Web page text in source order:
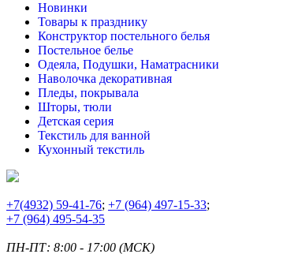
Новинки
Товары к празднику
Конструктор постельного белья
Постельное белье
Одеяла, Подушки, Наматрасники
Наволочка декоративная
Пледы, покрывала
Шторы, тюли
Детская серия
Текстиль для ванной
Кухонный текстиль
+7(4932) 59-41-76; +7 (964) 497-15-33;
+7 (964) 495-54-35
ПН-ПТ: 8:00 - 17:00 (МСК)